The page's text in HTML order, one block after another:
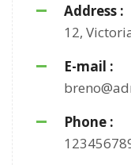
Address :
12,
E-mail :
Phone :